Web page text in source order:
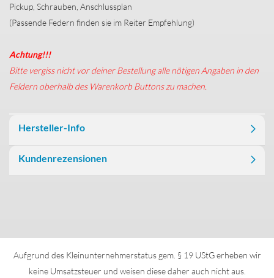
Pickup, Schrauben, Anschlussplan
(Passende Federn finden sie im Reiter Empfehlung)
Achtung!!!
Bitte vergiss nicht vor deiner Bestellung alle nötigen Angaben in den
Feldern oberhalb des Warenkorb Buttons zu machen.
Hersteller-Info
Kundenrezensionen
Aufgrund des Kleinunternehmerstatus gem. § 19 UStG erheben wir
keine Umsatzsteuer und weisen diese daher auch nicht aus.